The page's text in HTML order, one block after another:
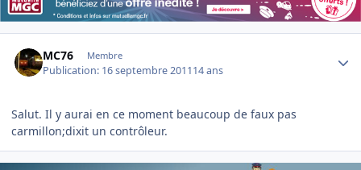
MC76 Membre
Publication: 16 septembre 201114 ans
Salut. Il y aurai en ce moment beaucoup de faux pas
carmillon;dixit un contrôleur.